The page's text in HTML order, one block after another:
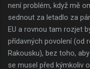
není problém, když mě
sednout za letadlo za
EU a rovnou tam rozjet
přídavných povolení (od
Rakousku), bez toho,
se musel před kýmkoliv